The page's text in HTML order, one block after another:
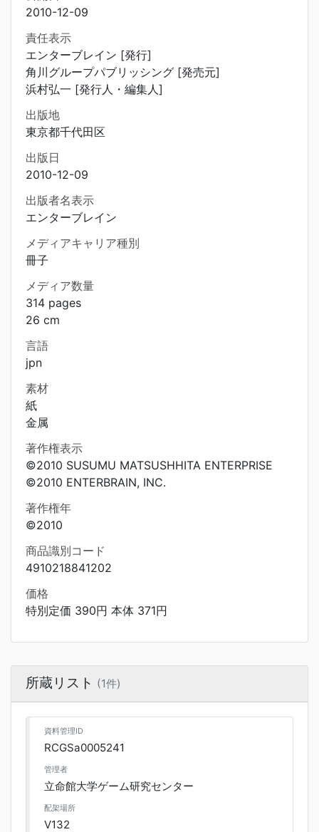
2010-12-09
責任表示
エンターブレイン [発行]
角川グループパブリッシング [発売元]
浜村弘一 [発行人・編集人]
出版地
東京都千代田区
出版日
2010-12-09
出版者名表示
エンターブレイン
メディアキャリア種別
冊子
メディア数量
314 pages
26 cm
言語
jpn
素材
紙
金属
著作権表示
©2010 SUSUMU MATSUSHHITA ENTERPRISE
©2010 ENTERBRAIN, INC.
著作権年
©2010
商品識別コード
4910218841202
価格
特別定価 390円 本体 371円
所蔵リスト (1件)
資料管理ID
RCGSa0005241
管理者
立命館大学ゲーム研究センター
配架場所
V132